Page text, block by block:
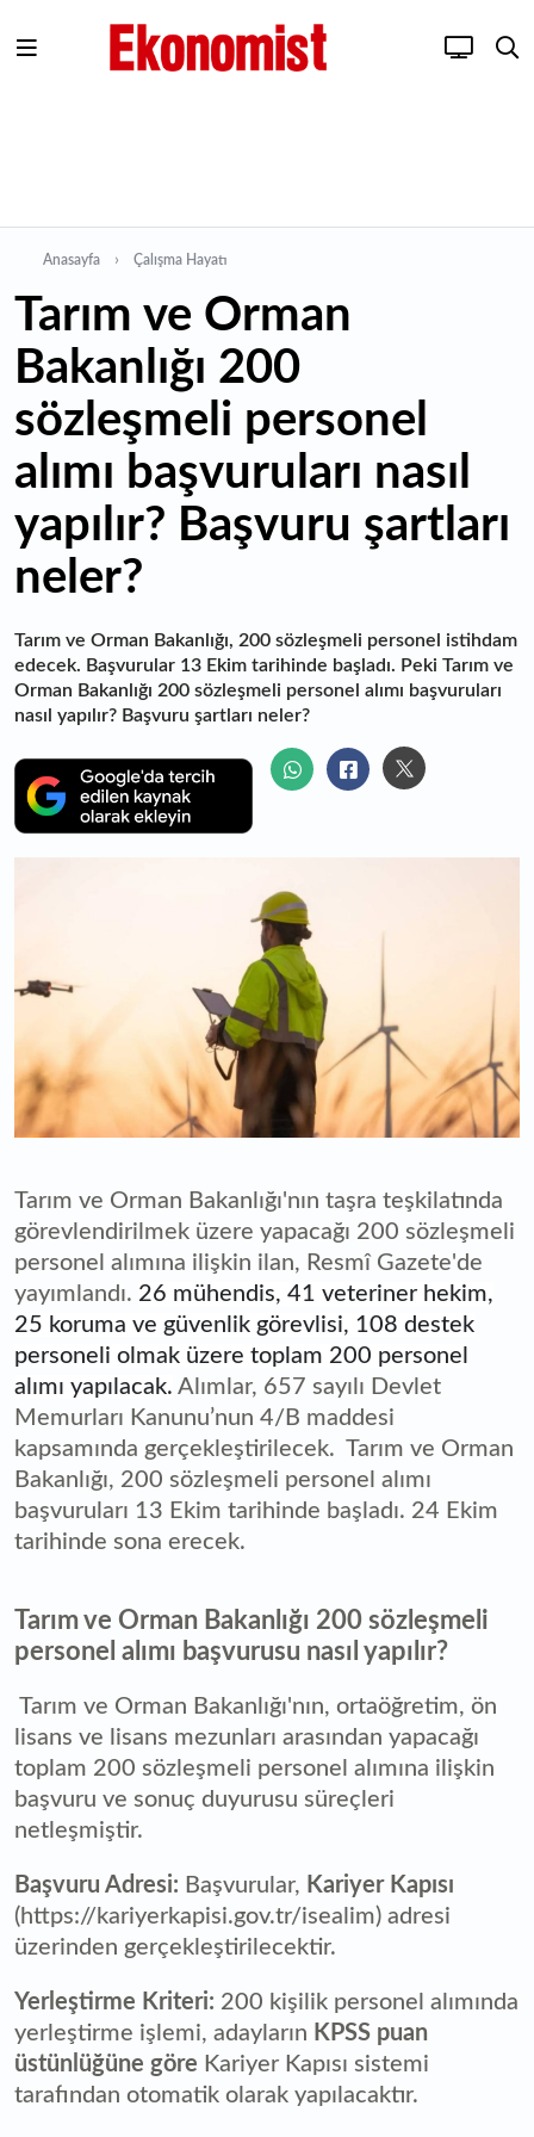
Anasayfa Çalışma Hayatı
Tarım ve Orman
Bakanlığı 200
sözleşmeli personel
alımı başvuruları nasıl
yapılır? Başvuru şartları
neler?
Tarım ve Orman Bakanlığı, 200 sözleşmeli personel istihdam
edecek. Başvurular 13 Ekim tarihinde başladı. Peki Tarım ve
Orman Bakanlığı 200 sözleşmeli personel alımı başvuruları
nasıl yapılır? Başvuru şartları neler?
Tarım ve Orman Bakanlığı'nın taşra teşkilatında
görevlendirilmek üzere yapacağı 200 sözleşmeli
personel alımına ilişkin ilan, Resmî Gazete'de
yayımlandı. 26 mühendis, 41 veteriner hekim,
25 koruma ve güvenlik görevlisi, 108 destek
personeli olmak üzere toplam 200 personel
alımı yapılacak. Alımlar, 657 sayılı Devlet
Memurları Kanunu’nun 4/B maddesi
kapsamında gerçekleştirilecek. Tarım ve Orman
Bakanlığı, 200 sözleşmeli personel alımı
başvuruları 13 Ekim tarihinde başladı. 24 Ekim
tarihinde sona erecek.
Tarım ve Orman Bakanlığı 200 sözleşmeli
personel alımı başvurusu nasıl yapılır?
Tarım ve Orman Bakanlığı'nın, ortaöğretim, ön
lisans ve lisans mezunları arasından yapacağı
toplam 200 sözleşmeli personel alımına ilişkin
başvuru ve sonuç duyurusu süreçleri
netleşmiştir.
Başvuru Adresi: Başvurular, Kariyer Kapısı
(https://kariyerkapisi.gov.tr/isealim) adresi
üzerinden gerçekleştirilecektir.
Yerleştirme Kriteri: 200 kişilik personel alımında
yerleştirme işlemi, adayların KPSS puan
üstünlüğüne göre Kariyer Kapısı sistemi
tarafından otomatik olarak yapılacaktır.